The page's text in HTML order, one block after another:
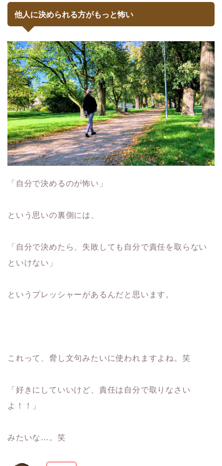
他人に決められる方がもっと怖い
「自分で決めるのが怖い」
という思いの裏側には、
「自分で決めたら、失敗しても自分で責任を取らない
といけない」
というプレッシャーがあるんだと思います。
これって、脅し文句みたいに使われますよね。笑
「好きにしていいけど、責任は自分で取りなさい
よ！！」
みたいな…。笑